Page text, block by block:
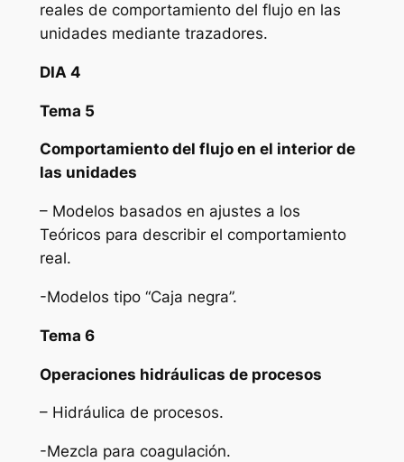
reales de comportamiento del flujo en las
unidades mediante trazadores.
DIA 4
Tema 5
Comportamiento del flujo en el interior de
las unidades
– Modelos basados en ajustes a los
Teóricos para describir el comportamiento
real.
-Modelos tipo “Caja negra”.
Tema 6
Operaciones hidráulicas de procesos
– Hidráulica de procesos.
-Mezcla para coagulación.